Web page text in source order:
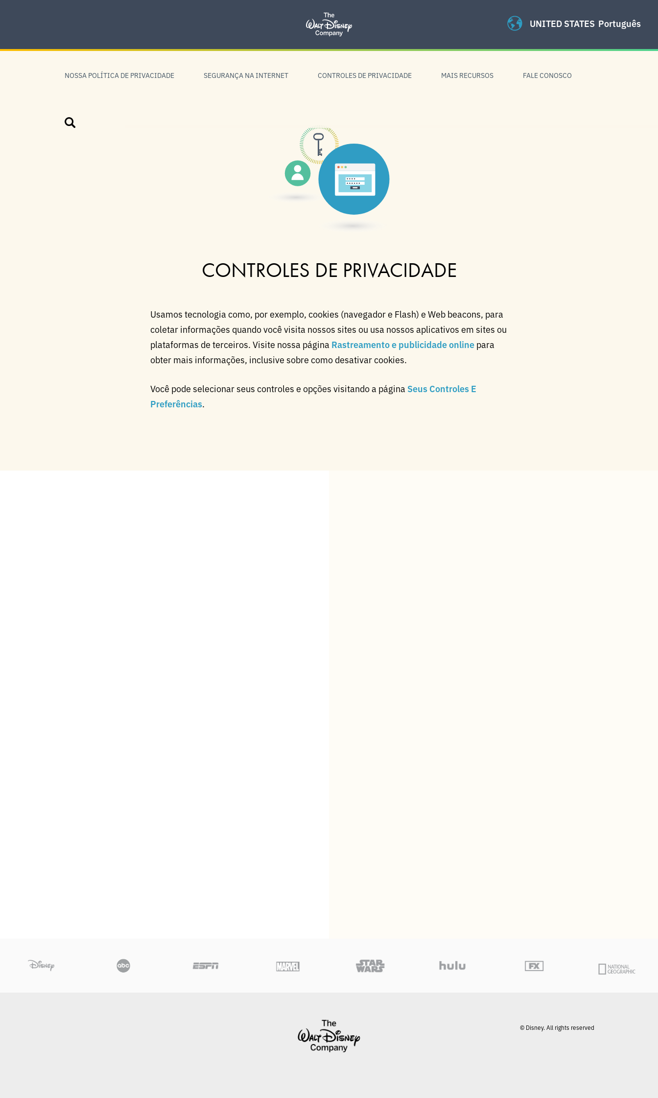
Skip
UNITED STATES Português
NOSSA POLÍTICA DE PRIVACIDADE SEGURANÇA NA INTERNET CONTROLES DE PRIVACIDADE MAIS RECURSOS FALE CONOSCO
Pesquisar
CONTROLES DE PRIVACIDADE
Usamos tecnologia como, por exemplo, cookies (navegador e Flash) e Web beacons, para
coletar informações quando você visita nossos sites ou usa nossos aplicativos em sites ou
plataformas de terceiros. Visite nossa página Rastreamento e publicidade onlinepara
obter mais informações, inclusive sobre como desativar cookies.
Você pode selecionar seus controles e opções visitando a página Seus Controles E
Preferências.
© Disney. All rights reserved